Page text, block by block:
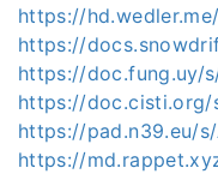
https://
https://
https://doc.fung.uy/
https://doc.cisti.org/
https://pad.n39.eu/
https://